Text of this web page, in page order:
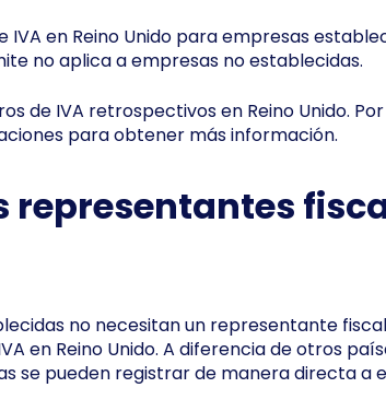
en Reino Unido para empresas
no aplica a empresas no establecidas.
de IVA retrospectivos en Reino Unido.
para obtener más información.
representantes
no necesitan un representante fiscal
en Reino Unido. A diferencia de otros
se pueden registrar de manera directa a